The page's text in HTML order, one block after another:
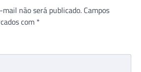
não será publicado. Campos
com *